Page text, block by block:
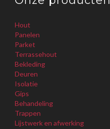
Hout
Panelen
Parket
Terrassehout
Bekleding
Deuren
Isolatie
Gips
Behandeling
Trappen
Lijstwerk en afwerking